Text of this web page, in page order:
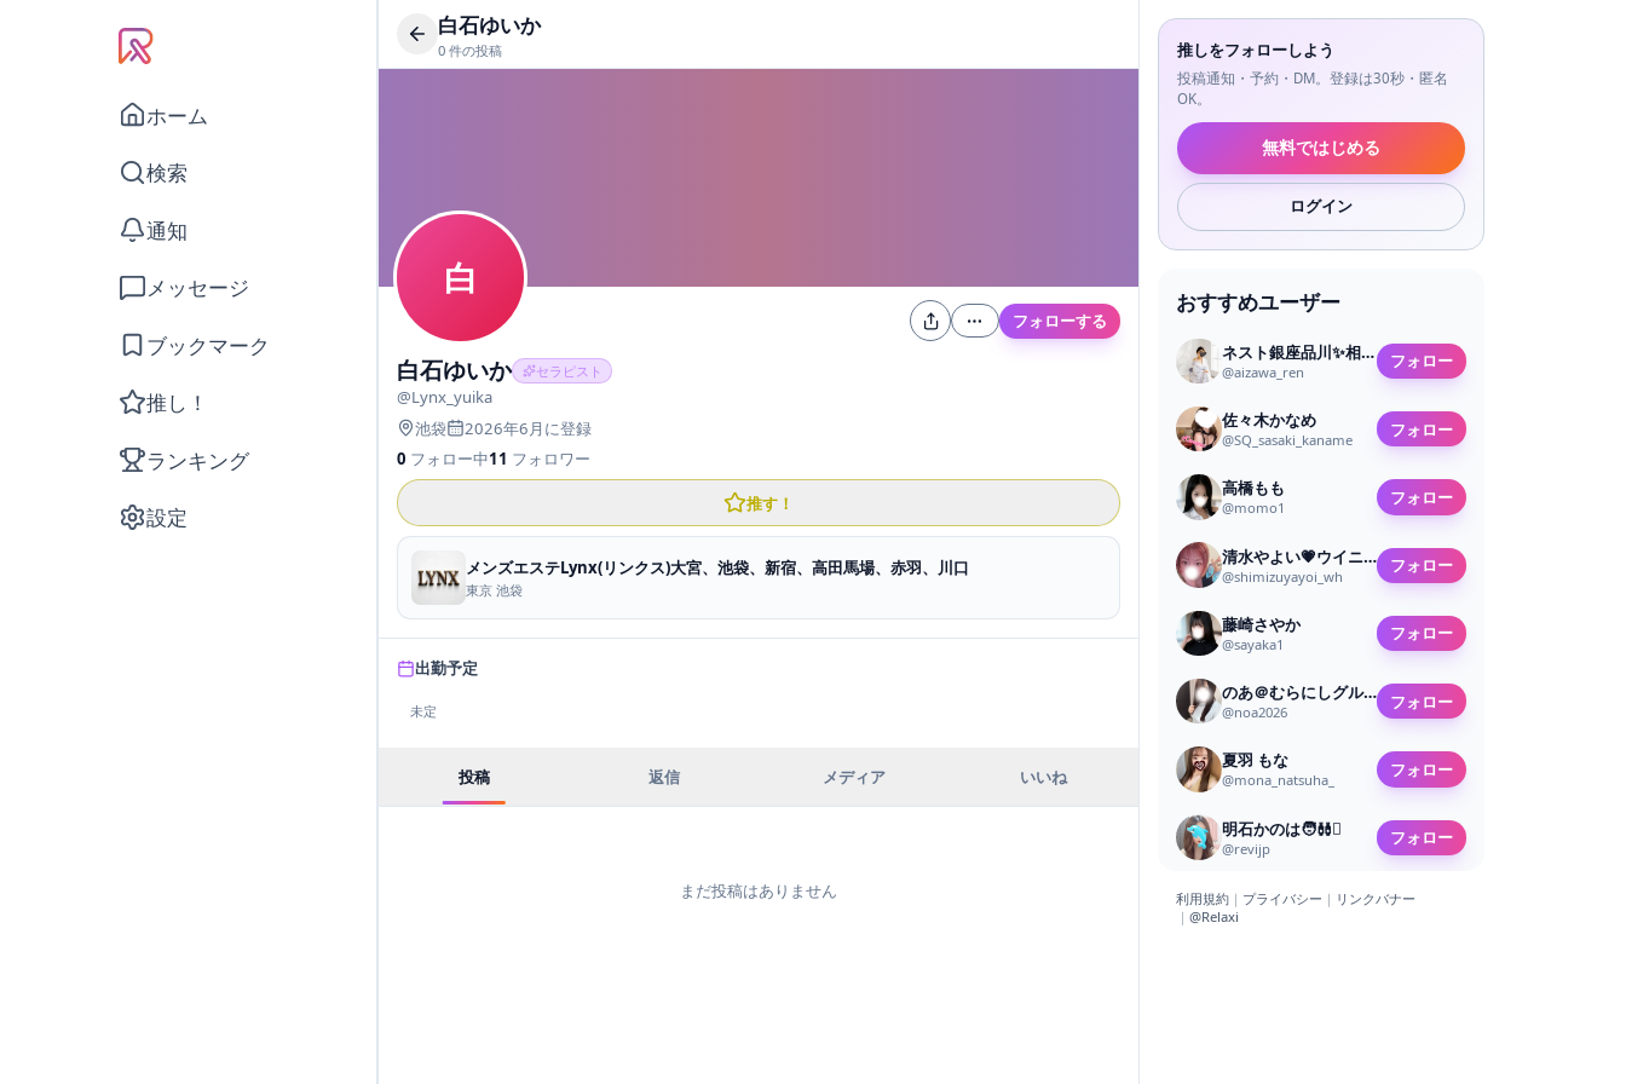
ホーム
検索
通知
メッセージ
ブックマーク
推し！
ランキング
設定
白石ゆいか
0件の投稿
白
フォローする
白石ゆいか セラピスト
@Lynx_yuika
池袋
2026年6月 に登録
0 フォロー中11 フォロワー
推す！
メンズエステLynx(リンクス)大宮、池袋、新宿、高田馬場、赤羽、川口
東京 池袋
出勤予定
未定
投稿 返信 メディア いいね
まだ投稿はありません
推しをフォローしよう
投稿通知・予約・DM。登録は30秒・匿名
OK。
無料ではじめる
ログイン
おすすめユーザー
ネスト銀座品川✨相沢れん✨
@aizawa_ren フォロー
佐々木かなめ
@SQ_sasaki_kaname フォロー
高橋もも
@momo1 フォロー
清水やよい💗ウイニングヘブン
@shimizuyayoi_wh フォロー
藤崎さやか
@sayaka1 フォロー
のあ＠むらにしグループ
@noa2026 フォロー
夏羽 もな
@mona_natsuha_ フォロー
明石かのは🧑‍🩰🪎
@revijp フォロー
利用規約 ｜ プライバシー ｜ リンクバナー
｜ @Relaxi